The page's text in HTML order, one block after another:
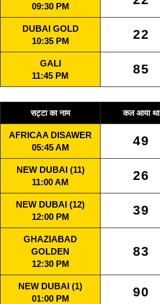
09:30 PM
DUBAI GOLD
10:35 PM
22
GALI
11:45 PM
85
सट्टा का नाम कल आया था
AFRICAA DISAWER
05:45 AM
49
NEW DUBAI (11)
11:00 AM
26
NEW DUBAI (12)
12:00 PM
39
GHAZIABAD
GOLDEN
12:30 PM
83
NEW DUBAI (1)
01:00 PM
90